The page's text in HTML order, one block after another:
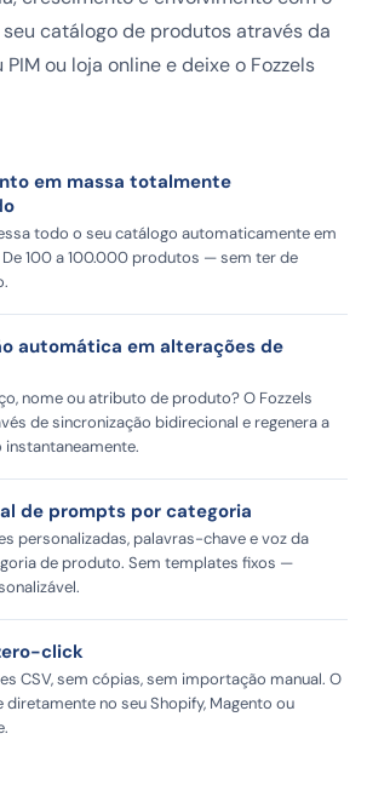
catálogo de produtos através da
ou loja online e deixe o Fozzels
em massa totalmente
todo o seu catálogo automaticamente em
100 a 100.000 produtos — sem ter de
automática em alterações de
nome ou atributo de produto? O Fozzels
de sincronização bidirecional e regenera a
de prompts por categoria
personalizadas, palavras-chave e voz da
de produto. Sem templates fixos —
click
CSV, sem cópias, sem importação manual. O
diretamente no seu Shopify, Magento ou